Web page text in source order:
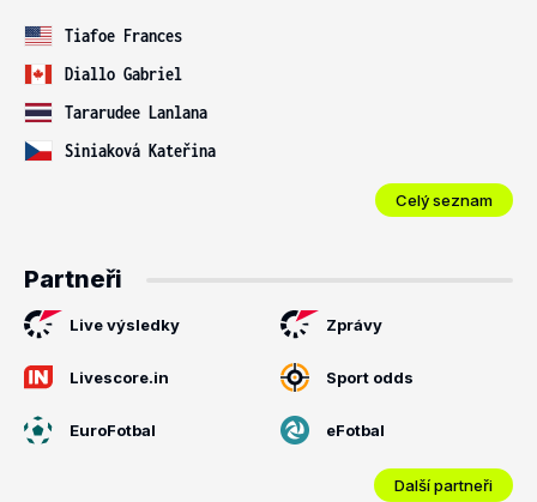
Tiafoe Frances
Diallo Gabriel
Tararudee Lanlana
Siniaková Kateřina
Celý seznam
Partneři
Live výsledky Zprávy
Livescore.in Sport odds
EuroFotbal eFotbal
Další partneři